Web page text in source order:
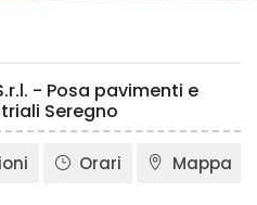
- Posa pavimenti e
Seregno
Orari Mappa